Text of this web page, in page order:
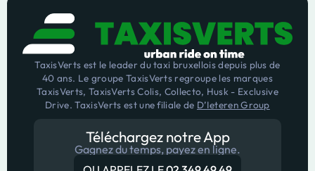
TaxisVerts est le leader du taxi bruxellois depuis plus de
40 ans. Le groupe TaxisVerts regroupe les marques
TaxisVerts, TaxisVerts Colis, Collecto, Husk - Exclusive
Drive. TaxisVerts est une filiale de D’Ieteren Group
Téléchargez notre App
Gagnez du temps, payez en ligne.